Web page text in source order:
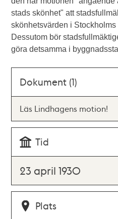
stads skönhet" att
skönhetsvärden i
Dessutom bör
göra detsamma i
Dokument (1)
Läs Lindhagens motion!
Tid
23 april 1930
Plats